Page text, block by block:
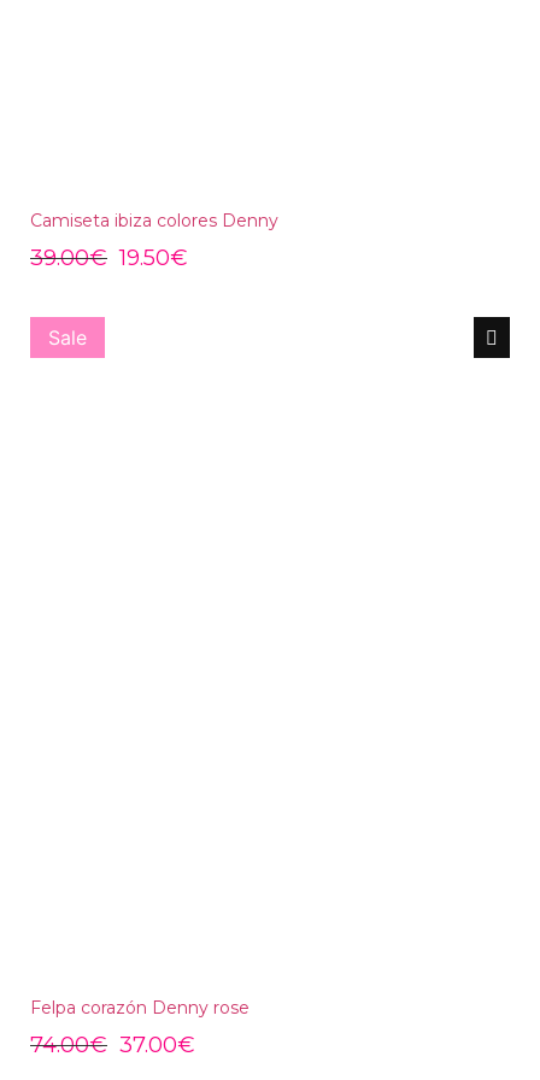
Camiseta ibiza colores Denny
39.00€ 19.50€
Sale
Felpa corazón Denny rose
74.00€ 37.00€